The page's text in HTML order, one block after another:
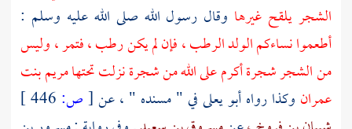
الشجر يلقح غيرها وقال رسول الله صلى الله عليه وسلم :
أطعموا نساءكم الولد الرطب ، فإن لم يكن رطب ، فتمر ، وليس
من الشجر شجرة أكرم على الله من شجرة نزلت تحتهامريم بنت
عمران وكذا رواهأبو يعلىفي " مسنده " ، عن[ص: